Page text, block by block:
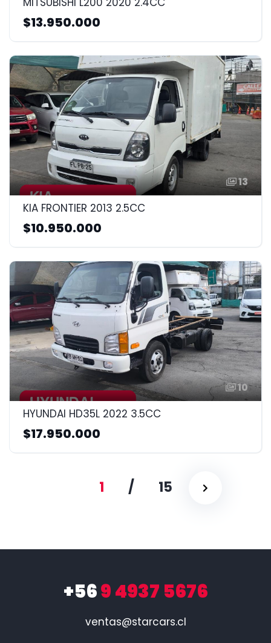
$13.950.000
13
KIA FRONTIER 2013 2.5CC
$10.950.000
10
HYUNDAI HD35L 2022 3.5CC
$17.950.000
1 / 15
+569 4937 5676
ventas@starcars.cl